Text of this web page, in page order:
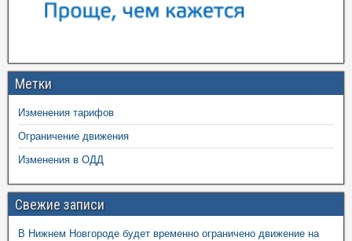
Метки
Изменения тарифов
Ограничение движения
Изменения в ОДД
Свежие записи
В Нижнем Новгороде будет временно ограничено движение на